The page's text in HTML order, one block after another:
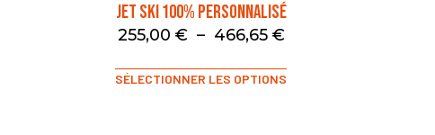
Jet Ski 100% Personnalisé
255,00 € – 466,65 €
SÉLECTIONNER LES OPTIONS